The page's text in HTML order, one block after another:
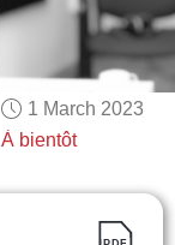
1 March 2023
À bientôt